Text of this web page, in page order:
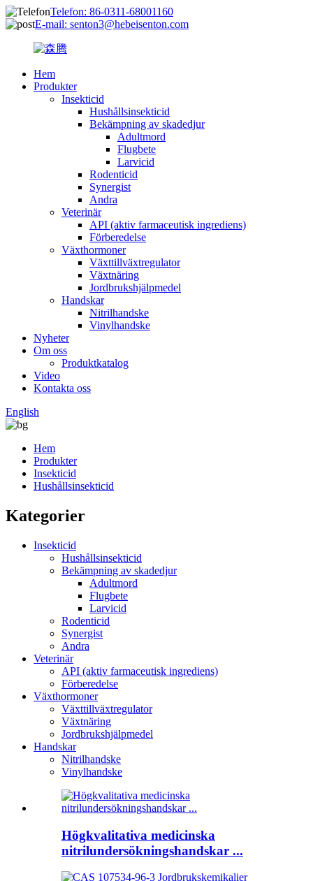
Telefon: 86-0311-68001160
E-mail: senton3@hebeisenton.com
Hem
Produkter
Insekticid
Hushållsinsekticid
Bekämpning av skadedjur
Adultmord
Flugbete
Larvicid
Rodenticid
Synergist
Andra
Veterinär
API (aktiv farmaceutisk ingrediens)
Förberedelse
Växthormoner
Växttillväxtregulator
Växtnäring
Jordbrukshjälpmedel
Handskar
Nitrilhandske
Vinylhandske
Nyheter
Om oss
Produktkatalog
Video
Kontakta oss
English
Hem
Produkter
Insekticid
Hushållsinsekticid
Kategorier
Insekticid
Hushållsinsekticid
Bekämpning av skadedjur
Adultmord
Flugbete
Larvicid
Rodenticid
Synergist
Andra
Veterinär
API (aktiv farmaceutisk ingrediens)
Förberedelse
Växthormoner
Växttillväxtregulator
Växtnäring
Jordbrukshjälpmedel
Handskar
Nitrilhandske
Vinylhandske
Högkvalitativa medicinska
nitrilundersökningshandskar ...